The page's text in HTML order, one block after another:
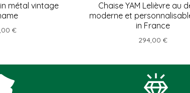
métal vintage
€
Chaise YAM Lelièvre au
moderne et
in France
294,00 €